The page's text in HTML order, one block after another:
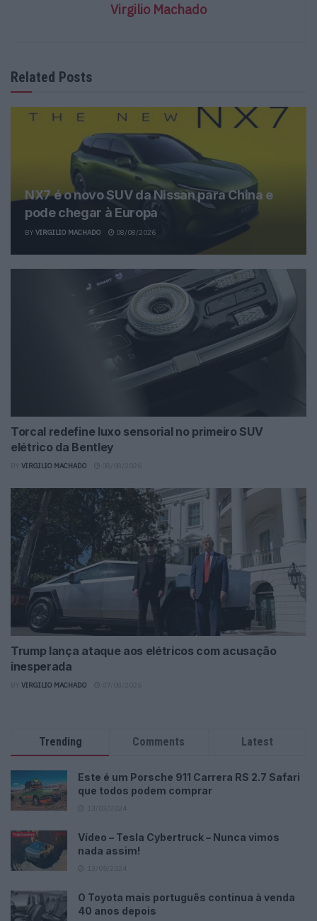
Virgilio Machado
Related Posts
NX7 é o novo SUV da Nissan para China e
pode chegar à Europa
BY VIRGILIO MACHADO 08/08/2026
Torcal redefine luxo sensorial no primeiro SUV
elétrico da Bentley
VIRGILIO MACHADO
Trump lança ataque aos elétricos com acusação
inesperada
VIRGILIO MACHADO
Trending Comments Latest
Este é um Porsche 911 Carrera RS 2.7 Safari
que todos podem comprar
Vídeo – Tesla Cybertruck – Nunca vimos
nada assim!
O Toyota mais português continua à venda
40 anos depois